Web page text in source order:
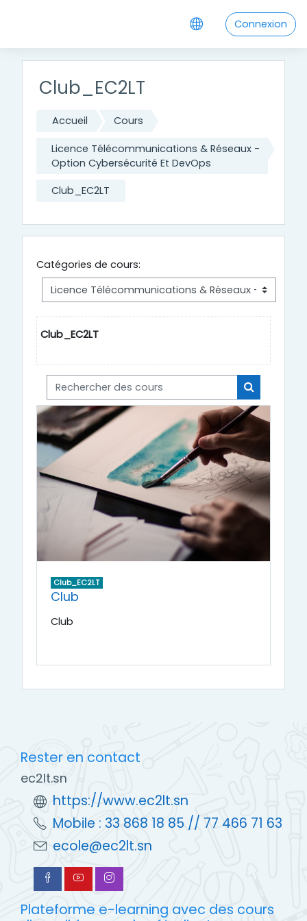
Connexion
Club_EC2LT
Accueil Cours
Licence Télécommunications & Réseaux -
Option Cybersécurité Et DevOps
Club_EC2LT
Catégories de cours:
Club_EC2LT
Rechercher des cours
Club_EC2LT
Club
Club
Rester en contact
ec2lt.sn
https://www.ec2lt.sn
Mobile : 33 868 18 85 // 77 466 71 63
ecole@ec2lt.sn
Plateforme e-learning avec des cours